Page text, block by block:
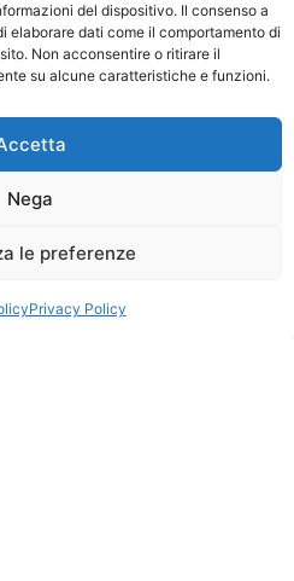
del dispositivo. Il consenso a
elaborare dati come il comportamento di
Non acconsentire o ritirare il
su alcune caratteristiche e funzioni.
Nega
le preferenze
Privacy Policy